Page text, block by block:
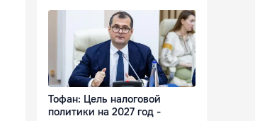
Тофан: Цель налоговой
политики на 2027 год -